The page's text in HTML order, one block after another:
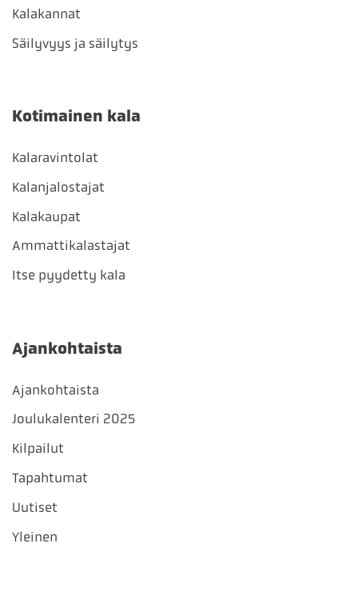
Kalakannat
Säilyvyys ja säilytys
Kotimainen kala
Kalaravintolat
Kalanjalostajat
Kalakaupat
Ammattikalastajat
Itse pyydetty kala
Ajankohtaista
Ajankohtaista
Joulukalenteri 2025
Kilpailut
Tapahtumat
Uutiset
Yleinen